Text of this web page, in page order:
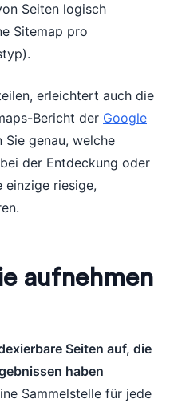
Seiten logisch
Sitemap pro
erleichtert auch die
Bericht der Google
Sie genau, welche
der Entdeckung oder
einzige riesige,
aufnehmen
Seiten auf, die
haben
Sammelstelle für jede